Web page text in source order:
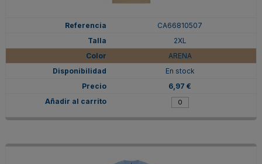
CA66810507
2XL
ARENA
En stock
6,97 €